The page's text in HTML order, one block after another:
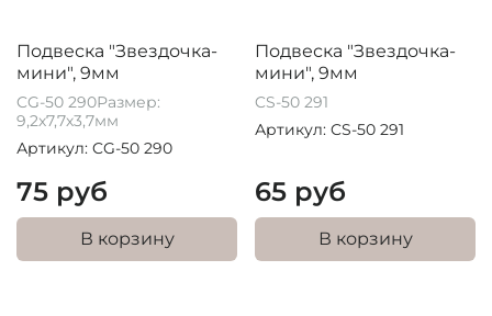
Подвеска "Звездочка-
мини", 9мм
CG-50 290Размер:
9,2х7,7х3,7мм
Артикул: CG-50 290
75 руб
В корзину
Подвеска "Звездочка-
мини", 9мм
CS-50 291
Артикул: CS-50 291
65 руб
В корзину